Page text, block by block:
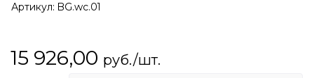
Артикул: BG.wc.01
15 926,00 руб./шт.